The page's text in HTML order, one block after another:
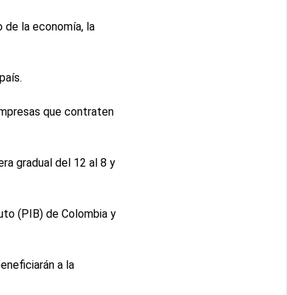
la economía, la
que contraten
gradual del 12 al 8 y
(PIB) de Colombia y
a la